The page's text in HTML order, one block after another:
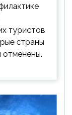
туристов
страны
отменены.